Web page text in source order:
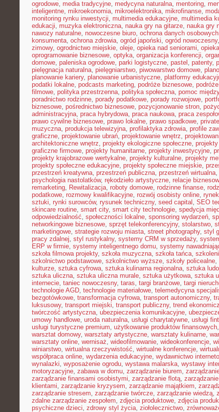
ogrodowe, media tradycyjne, medycyna naturalna, mentoring,
inteligentne, mikroekonomia, mikroelektronika, mikrofinanse,
monitoring rynku inwestycji, multimedia edukacyjne, multimedia
edukacji, muzyka elektroniczna, nauka gry na gitarze, nauka gry
nawozy naturalne, nowoczesne biuro, ochrona danych osobowych
konsumenta, ochrona zdrowia, ogród japoński, ogród nowoczesny
zimowy, ogrodnictwo miejskie, oleje, opieka nad seniorami,
oprogramowanie biznesowe, optyka, organizacja konferencji,
domowe, paleniska ogrodowe, parki logistyczne, pastel , patenty,
pielęgnacja naturalna, pielęgniarstwo, piwowarstwo domowe,
planowanie kariery, planowanie urbanistyczne, platformy
podatki lokalne, podcasts marketing, podróże biznesowe,
filmowe, polityka przestrzenna, polityka społeczna, pomoc
poradnictwo rodzinne, porady podatkowe, porady rozwojowe,
biznesowe, pośrednictwo biznesowe, pozycjonowanie stron,
administracyjna, praca hybrydowa, praca naukowa, praca
prawo cywilne biznesowe, prawo lokalne, prawo spadkowe,
muzyczna, produkcja telewizyjna, profilaktyka zdrowia, profile
graficzne, projektowanie ubrań, projektowanie wnętrz,
architektoniczne wnętrz, projekty ekologiczne społeczne,
graficzne firmowe, projekty humanitarne, projekty inwestycyjne,
projekty krajobrazowe wertykalne, projekty kulturalne, projekty
projekty społeczne edukacyjne, projekty społeczne miejskie,
przestrzeń kreatywna, przestrzeń publiczna, przestrzeń wirtualna,
psychologia nastolatków, rękodzieło artystyczne, relacje
remarketing, Rewitalizacja, roboty domowe, rodzinne finanse,
podatkowe, rozmowy kwalifikacyjne, rozwój osobisty online,
sztuki, rynki surowców, rysunek techniczny, seed capital , SEO
skincare routine, smart city, smart city technologie, spedycja
odpowiedzialność, społeczności lokalne, sponsoring wydarzeń,
networkingowe biznesowe, sprzęt telekonferencyjny, stolarstwo,
marketingowe, strategie rozwoju miasta, street photography, styl
pracy zdalnej, styl rustykalny, systemy CRM w sprzedaży,
ERP w firmie, systemy inteligentnego domu, systemy
szkoła filmowa projekty, szkoła muzyczna, szkoła tańca,
szkolnictwo podstawowe, szkolnictwo wyższe, szkoły policealne,
kulturze, sztuka cyfrowa, sztuka kulinarna regionalna, sztuka
sztuka uliczna, sztuka uliczna murale, sztuka użytkowa, sztuka
internecie, taniec nowoczesny, taras, targi branżowe, targi
technologie AGD, technologie materiałowe, telemedycyna
bezgotówkowe, transformacja cyfrowa, transport autonomiczny,
luksusowy, transport miejski, transport publiczny, trend
twórczość artystyczna, ubezpieczenia komunikacyjne,
umowy handlowe, uroda naturalna, usługi charytatywne, usługi
usługi turystyczne premium, użytkowanie produktów finansowych
warsztat domowy, warsztaty artystyczne, warsztaty kulinarne,
warsztaty online, wernisaż, wideofilmowanie, wideokonferencje,
winiarstwo, wirtualna rzeczywistość, wirtualne konferencje,
współpraca online, wydarzenia edukacyjne, wydawnictwo
wynalazki, wyposażenie ogrodu, wystawa malarska, wystawy
motoryzacyjne, zabawa w domu, zarządzanie biurem,
zarządzanie finansami osobistymi, zarządzanie flotą,
klientami, zarządzanie kryzysem, zarządzanie majątkiem,
zarządzanie stresem, zarządzanie twórcze, zarządzanie wiedzą,
zdalne zarządzanie zespołem, zdjęcia produktowe, zdjęcia
psychiczne dzieci, zdrowy styl życia, ziołolecznictwo,